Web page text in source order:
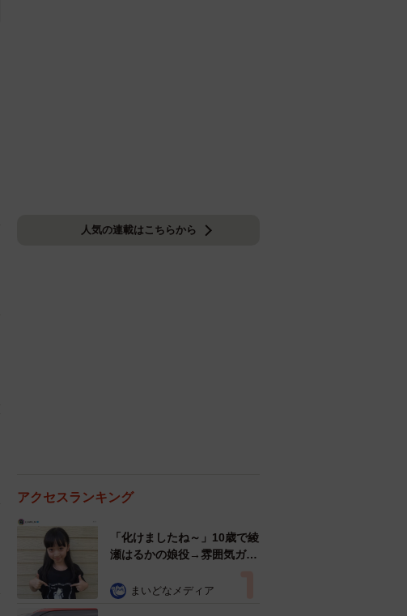
人気の連載はこちらから
アクセスランキング
「化けましたね～」10歳で綾
瀬はるかの娘役→雰囲気ガラ
雰囲気が」「宝塚に入れそ
まいどなメディア